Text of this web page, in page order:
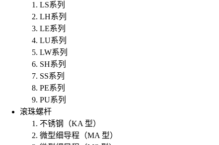
LS系列
LH系列
LE系列
LU系列
LW系列
SH系列
SS系列
PE系列
PU系列
滚珠螺杆
不锈钢（KA 型）
微型细导程（MA 型）